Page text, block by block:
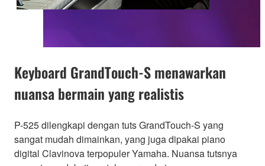
Keyboard GrandTouch-S menawarkan
nuansa bermain yang realistis
P-525 dilengkapi dengan tuts GrandTouch-S yang
sangat mudah dimainkan, yang juga dipakai piano
digital Clavinova terpopuler Yamaha. Nuansa tutsnya